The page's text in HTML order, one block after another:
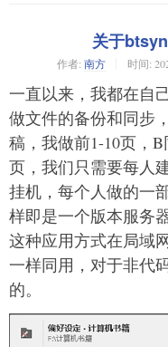
关于
作者: 南方 时间:
一直以来，我都在自
做文件的备份和同步
稿，我做前1-10页，
页，我们只需要每人
挂机，每个人做的一
样即是一个版本服务
这种应用方式在局域
一样同用，对于非代
的。